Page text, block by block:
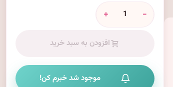
-
+
افزودن به سبد خرید
موجود شد خبرم کن!